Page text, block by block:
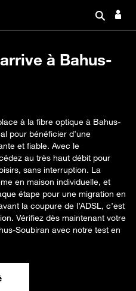
à Bahus-
à la fibre optique à Bahus-
pour bénéficier d’une
et fiable. Avec le
au très haut débit pour
sans interruption. La
en maison individuelle, et
étape pour une migration en
la coupure de l’ADSL, c’est
Vérifiez dès maintenant votre
Soubiran avec notre test en